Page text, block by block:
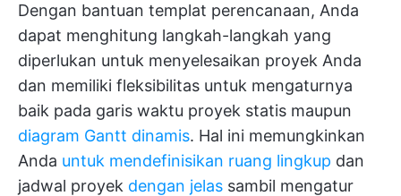
Dengan bantuan templat perencanaan, Anda
dapat menghitung langkah-langkah yang
diperlukan untuk menyelesaikan proyek Anda
dan memiliki fleksibilitas untuk mengaturnya
baik pada garis waktu proyek statis maupun
diagram Gantt dinamis. Hal ini memungkinkan
Anda untuk mendefinisikan ruang lingkup dan
jadwal proyek dengan jelas sambil mengatur